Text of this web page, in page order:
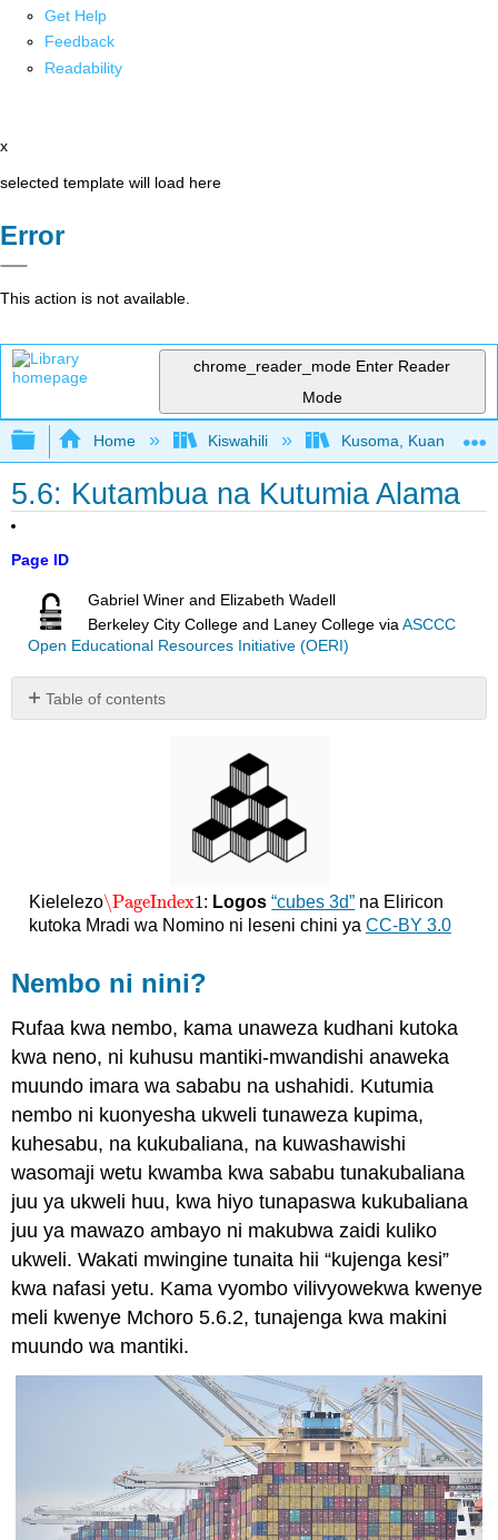
Get Help
Feedback
Readability
x
selected template will load here
Error
This action is not available.
chrome_reader_mode Enter Reader
Mode
Expand/collapse global hierarchy
Home Kiswahili Kusoma, Kuandika,
5.6: Kutambua na Kutumia Alama
Page ID
Gabriel Winer and Elizabeth Wadell
Berkeley City College and Laney College viaASCCC
Open Educational Resources Initiative (OERI)
Table of contents
Tunawezaje
kutumia
waandishi?
syllogism
categorical?
Sehemu
za
Halali
vs
kweli
Jitayarishe
na
syllogisms
Kutafuta
mantiki
ya
kwenye
gazeti
la
Kielelezo\PageIndex1
\PageIndex1: Logos “cubes 3d” na Eliricon
kutoka Mradi wa Nomino ni leseni chini ya CC-BY 3.0
Nembo ni nini?
Rufaa kwa nembo, kama unaweza kudhani kutoka
kwa neno, ni kuhusu mantiki-mwandishi anaweka
muundo imara wa sababu na ushahidi. Kutumia
nembo ni kuonyesha ukweli tunaweza kupima,
kuhesabu, na kukubaliana, na kuwashawishi
wasomaji wetu kwamba kwa sababu tunakubaliana
juu ya ukweli huu, kwa hiyo tunapaswa kukubaliana
juu ya mawazo ambayo ni makubwa zaidi kuliko
ukweli. Wakati mwingine tunaita hii “kujenga kesi”
kwa nafasi yetu. Kama vyombo vilivyowekwa kwenye
meli kwenye Mchoro 5.6.2, tunajenga kwa makini
muundo wa mantiki.